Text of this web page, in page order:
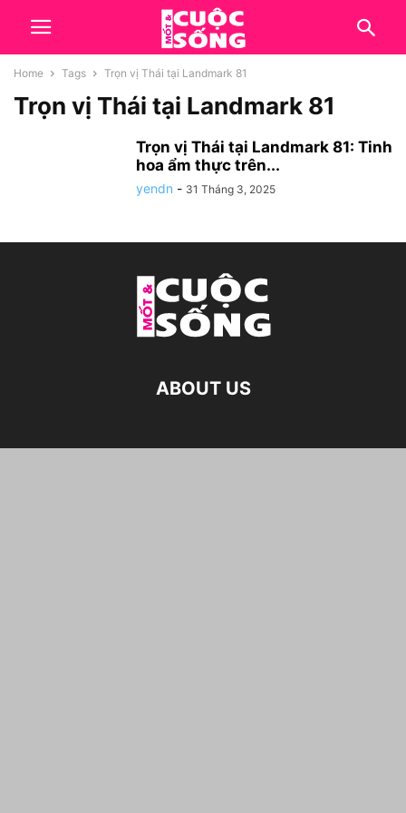
Home Tags Trọn vị Thái tại Landmark 81
Trọn vị Thái tại Landmark 81
Trọn vị Thái tại Landmark 81: Tinh
hoa ẩm thực trên...
yendn - 31 Tháng 3, 2025
ABOUT US